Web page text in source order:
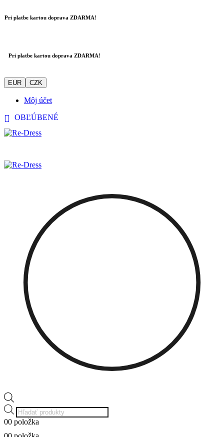
Pri platbe kartou doprava ZDARMA!
Pri platbe kartou doprava ZDARMA!
EUR CZK
Môj účet
OBĽÚBENÉ
Products
search
00 položka